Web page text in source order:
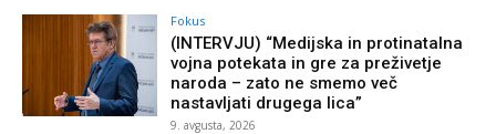
Fokus
(INTERVJU) “Medijska in protinatalna
vojna potekata in gre za preživetje
naroda – zato ne smemo več
nastavljati drugega lica”
9. avgusta, 2026